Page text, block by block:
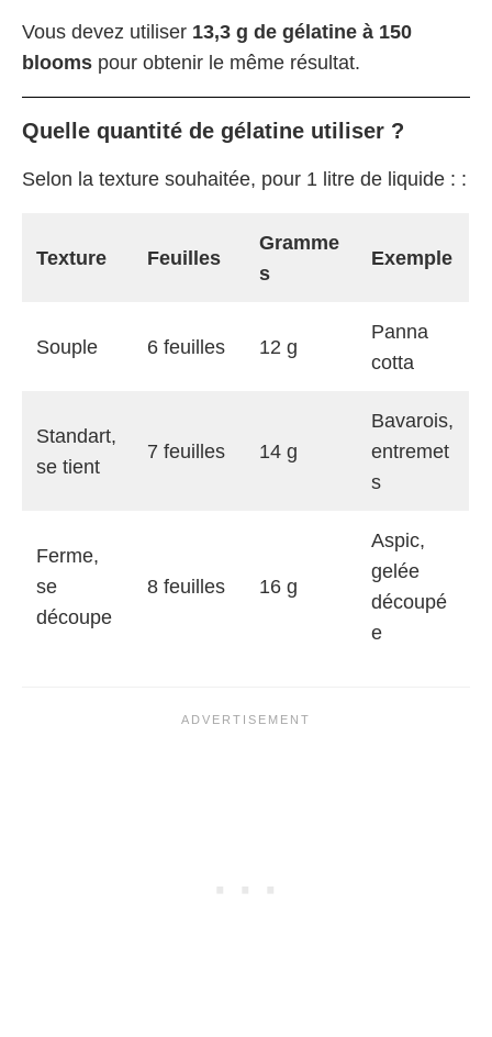
Vous devez utiliser 13,3 g de gélatine à 150
blooms pour obtenir le même résultat.
Quelle quantité de gélatine utiliser ?
Selon la texture souhaitée, pour 1 litre de liquide : :
Texture Feuilles
Gramme
s
Exemple
Souple 6 feuilles 12 g
Panna
cotta
Standart,
se tient
7 feuilles 14 g
Bavarois,
entremet
s
Ferme,
se
découpe
8 feuilles 16 g
Aspic,
gelée
découpé
e